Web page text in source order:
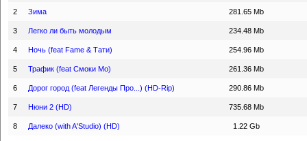
2 Зима 281.65 Mb
3 Легко ли быть молодым 234.48 Mb
4 Ночь (feat Fame & Тати) 254.96 Mb
5 Трафик (feat Смоки Мо) 261.36 Mb
6 Дорог город (feat Легенды Про...) (HD-Rip) 290.86 Mb
7 Нюни 2 (HD) 735.68 Mb
8 Далеко (with A'Studio) (HD) 1.22 Gb